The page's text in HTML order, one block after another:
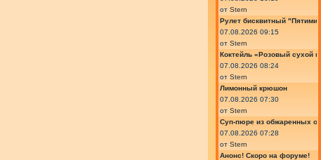
от Stern
Рулет бисквитный
07.08.2026 09:15
от Stern
Коктейль «Розовый сухой
07.08.2026 08:24
от Stern
Лимонный крюшон
07.08.2026 07:30
от Stern
Суп-пюре из обжаренных
07.08.2026 07:28
от Stern
Анонс! Скоро на форуме!